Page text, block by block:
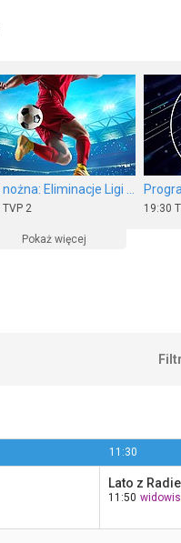
TVP 2 19:30
20:00
Pokaż więcej
11:30
Lato z
11:50